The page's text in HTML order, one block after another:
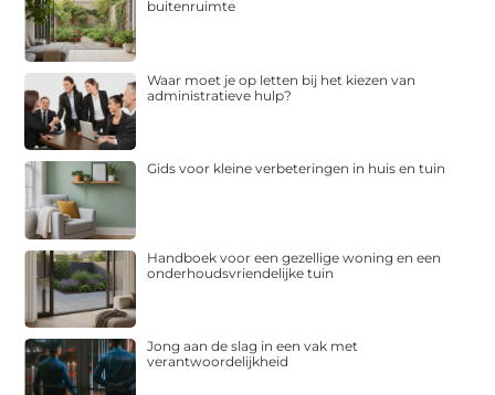
buitenruimte
Waar moet je op letten bij het kiezen van
administratieve hulp?
Gids voor kleine verbeteringen in huis en tuin
Handboek voor een gezellige woning en een
onderhoudsvriendelijke tuin
Jong aan de slag in een vak met
verantwoordelijkheid